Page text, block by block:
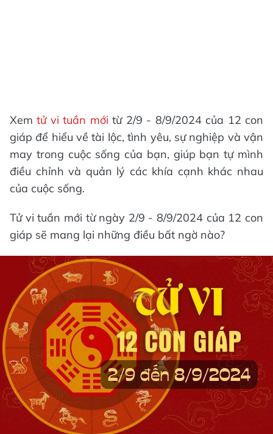
Xemtử vi tuần mới từ 2/9 - 8/9/2024 của 12 con
giáp để hiểu về tài lộc, tình yêu, sự nghiệp và vận
may trong cuộc sống của bạn, giúp bạn tự mình
điều chỉnh và quản lý các khía cạnh khác nhau
của cuộc sống.
Tử vi tuần mới từ ngày 2/9 - 8/9/2024 của 12 con
giáp sẽ mang lại những điều bất ngờ nào?